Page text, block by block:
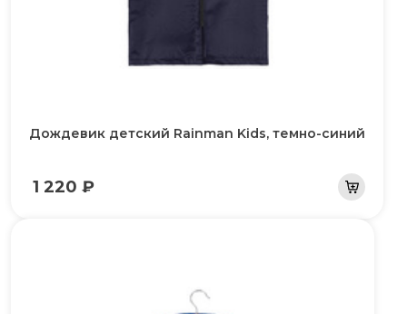
Дождевик детский Rainman Kids, темно-синий
1 220 ₽